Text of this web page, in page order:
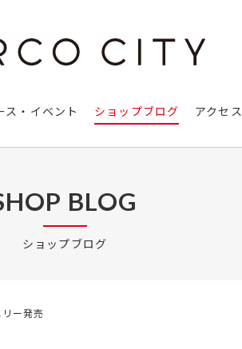
ス・イベント ショップブログ アクセス
BLOG
ショップブログ
ー発売